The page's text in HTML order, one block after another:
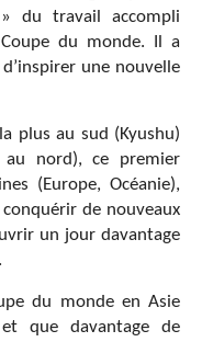
du travail accompli
du monde. Il a
une nouvelle
plus au sud (Kyushu)
au nord), ce premier
(Europe, Océanie),
de nouveaux
un jour davantage
du monde en Asie
que davantage de